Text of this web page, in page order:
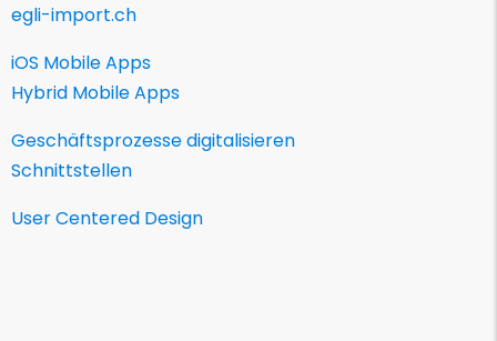
egli-import.ch
iOS Mobile Apps
Hybrid Mobile Apps
Geschäftsprozesse digitalisieren
Schnittstellen
User Centered Design